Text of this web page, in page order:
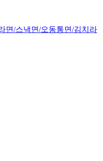
면/스낵면/오동통면/김치라